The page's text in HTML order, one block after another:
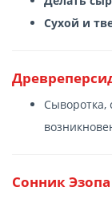
Сухой и
Сыворотка,
Сонник Эзопа